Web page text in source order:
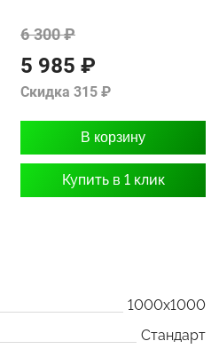
6 300 ₽
5 985 ₽
Скидка 315 ₽
В корзину
Купить в 1 клик
1000x1000
Стандарт